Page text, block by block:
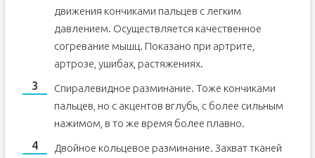
движения кончиками пальцев с легким
давлением. Осуществляется качественное
согревание мышц. Показано при артрите,
артрозе, ушибах, растяжениях.
Спиралевидное разминание. Тоже кончиками
пальцев, но с акцентов вглубь, с более сильным
нажимом, в то же время более плавно.
Двойное кольцевое разминание. Захват тканей